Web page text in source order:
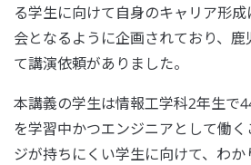
る学生に向けて自身のキャリア形
会となるように企画されており、
て講演依頼がありました。
本講義の学生は情報工学科2年生で
を学習中かつエンジニアとして働
ジが持ちにくい学生に向けて、わ